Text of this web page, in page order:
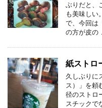
ぶりだと、
も美味しい
で、今回は
の方が皮の
紙ストロ
久しぶりに
ス）」を頼
径のストロ
スチックで